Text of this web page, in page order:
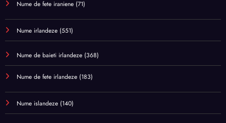
Nume de fete iraniene (71)
Nume irlandeze (551)
Nume de baieti irlandeze (368)
Nume de fete irlandeze (183)
Nume islandeze (140)